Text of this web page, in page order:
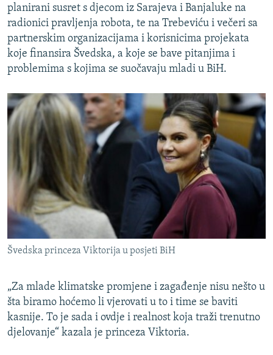
planirani susret s djecom iz Sarajeva i Banjaluke na
radionici pravljenja robota, te na Trebeviću i večeri sa
partnerskim organizacijama i korisnicima projekata
koje finansira Švedska, a koje se bave pitanjima i
problemima s kojima se suočavaju mladi u BiH.
Švedska princeza Viktorija u posjeti BiH
„Za mlade klimatske promjene i zagađenje nisu nešto u
šta biramo hoćemo li vjerovati u to i time se baviti
kasnije. To je sada i ovdje i realnost koja traži trenutno
djelovanje“ kazala je princeza Viktoria.